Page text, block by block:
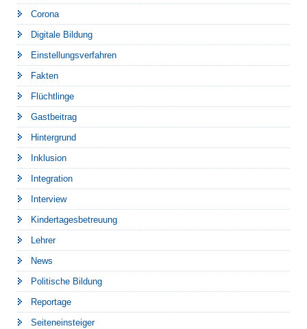
Corona
Digitale Bildung
Einstellungsverfahren
Fakten
Flüchtlinge
Gastbeitrag
Hintergrund
Inklusion
Integration
Interview
Kindertagesbetreuung
Lehrer
News
Politische Bildung
Reportage
Seiteneinsteiger